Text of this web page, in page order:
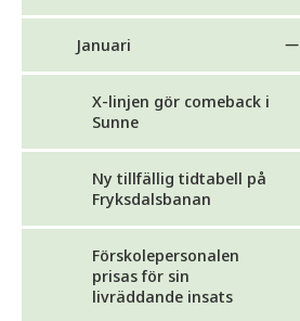
Januari
X-linjen gör comeback i
Sunne
Ny tillfällig tidtabell på
Fryksdalsbanan
Förskolepersonalen
prisas för sin
livräddande insats